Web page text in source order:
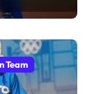
Team